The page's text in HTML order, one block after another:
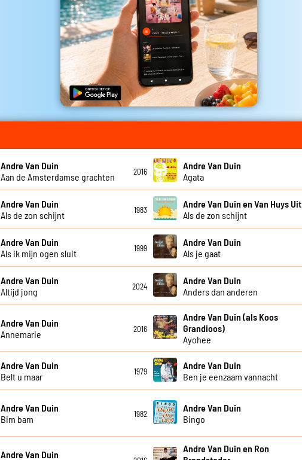
Andre Van Duin
Aan de Amsterdamse grachten
2016
Andre Van Duin
Agata
Andre Van Duin
Als de zon schijnt
1983
Andre Van Duin en Van Huys Uit
Als de zon schijnt
Andre Van Duin
Als ik mijn ogen sluit
1999
Andre Van Duin
Als je gaat
Andre Van Duin
Altijd jong
2024
Andre Van Duin
Anders dan anderen
Andre Van Duin
Annemarie
2016
Andre Van Duin (als Koos
Grandioos)
Ayohee
Andre Van Duin
Belt u maar
1979
Andre Van Duin
Ben je eenzaam vannacht
Andre Van Duin
Bim bam
1982
Andre Van Duin
Bingo
Andre Van Duin
Andre Van Duin en Ron